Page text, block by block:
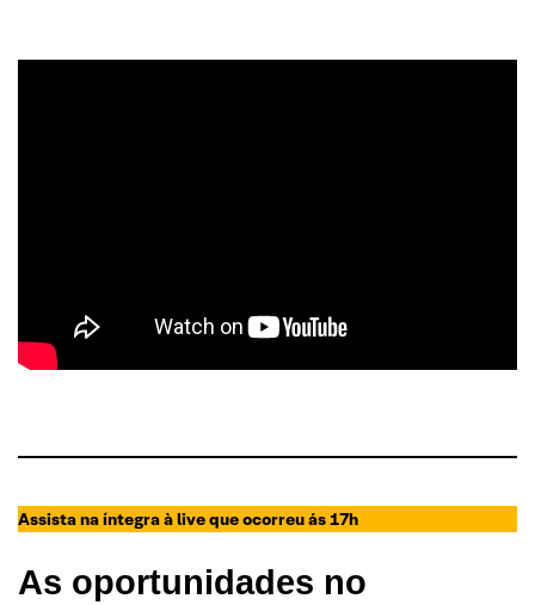
Assista na íntegra à live que ocorreu ás 17h
As oportunidades no